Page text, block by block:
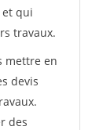
qui
travaux.
mettre en
devis
des